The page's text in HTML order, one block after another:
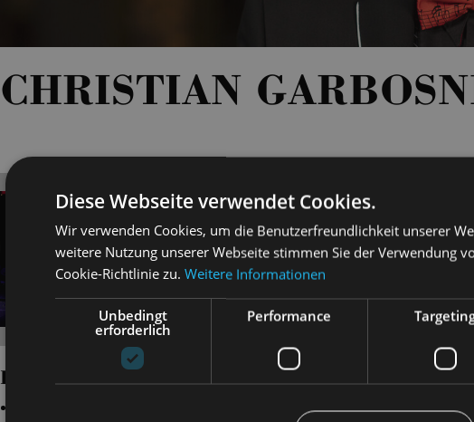
CHRISTIAN
PRODUCTIONS
Diese Webseite verwendet Cookies.
Wir verwenden Cookies, um die Benutzerfreundlichkeit unserer
weitere Nutzung unserer Webseite stimmen Sie der Verwendung
Cookie-Richtlinie zu. Weitere Informationen
Unbedingt
erforderlich
Performance